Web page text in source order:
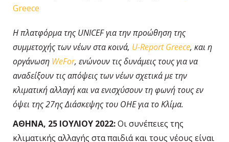
Greece
Η πλατφόρμα της UNICEF για την προώθηση της
συμμετοχής των νέων στα κοινά, U-Report Greece, και η
οργάνωση WeFor, ενώνουν τις δυνάμεις τους για να
αναδείξουν τις απόψεις των νέων σχετικά με την
κλιματική αλλαγή και να ενισχύσουν τη φωνή τους εν
όψει της 27ης Διάσκεψης του ΟΗΕ για το Κλίμα.
ΑΘΗΝΑ, 25 ΙΟΥΛΙΟΥ 2022:Οι συνέπειες της
κλιματικής αλλαγής στα παιδιά και τους νέους είναι